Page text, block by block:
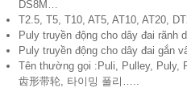
DS8M…
T2.5, T5, T10, AT5, AT10, AT20,
Puly truyền động cho dây đai rãnh
Puly truyền động cho dây đai gắn
Tên thường gọi :Puli, Pulley, Puly,
齿形带轮, 타이밍 풀리…..